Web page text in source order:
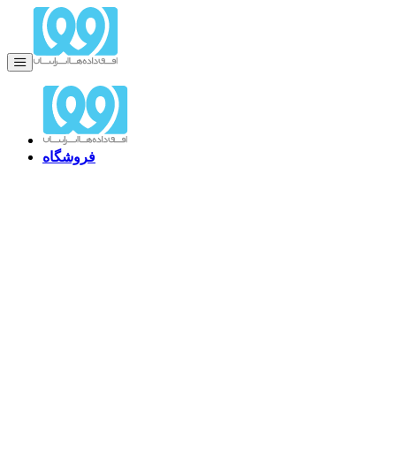
فروشگاه